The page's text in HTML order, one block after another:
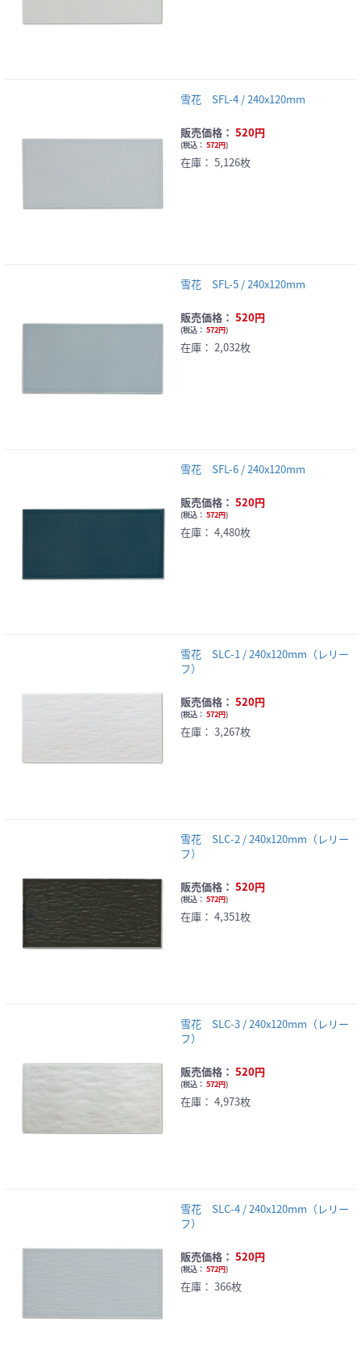
雪花 SFL-4 / 240x120mm
販売価格： 520円
(税込： 572円)
在庫： 5,126枚
雪花 SFL-5 / 240x120mm
販売価格： 520円
(税込： 572円)
在庫： 2,032枚
雪花 SFL-6 / 240x120mm
販売価格： 520円
(税込： 572円)
在庫： 4,480枚
雪花 SLC-1 / 240x120mm（レリー
フ）
販売価格： 520円
(税込： 572円)
在庫： 3,267枚
雪花 SLC-2 / 240x120mm（レリー
フ）
販売価格： 520円
(税込： 572円)
在庫： 4,351枚
雪花 SLC-3 / 240x120mm（レリー
フ）
販売価格： 520円
(税込： 572円)
在庫： 4,973枚
雪花 SLC-4 / 240x120mm（レリー
フ）
販売価格： 520円
(税込： 572円)
在庫： 366枚